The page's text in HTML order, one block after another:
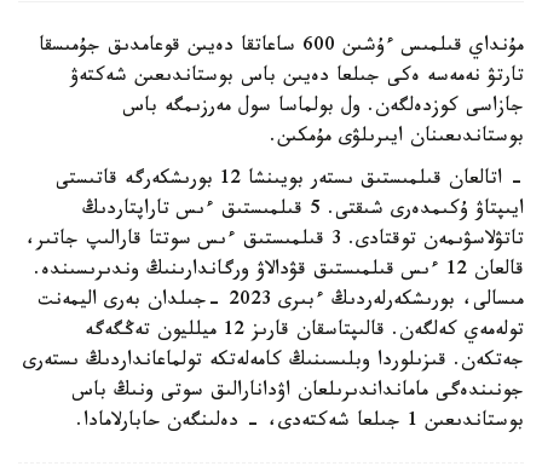
مۇنداي قىلمىس ءۇشىن 600 ساعاتقا دەيىن قوعامدىق جۇمىسقا
تارتۋ نەمەسە ەكى جىلعا دەيىن باس بوستاندىعىن شەكتەۋ
جازاسى كوزدەلگەن. ول بولماسا سول مەرزىمگە باس
بوستاندىعىنان ايىرىلۋى مۇمكىن.
- اتالعان قىلمىستىق ىستەر بويىنشا 12 بورىشكەرگە قاتىستى
ايىپتاۋ ۇكىمدەرى شىقتى. 5 قىلمىستىق ءىس تاراپتاردىڭ
تاتۋلاسۋىمەن توقتادى. 3 قىلمىستىق ءىس سوتتا قارالىپ جاتىر،
قالعان 12 ءىس قىلمىستىق قۋدالاۋ ورگاندارىنىڭ وندىرىسىندە.
مىسالى، بورىشكەرلەردىڭ ءبىرى 2023 -جىلدان بەرى اليمەنت
تولەمەي كەلگەن. قالىپتاسقان قارىز 12 ميلليون تەڭگەگە
جەتكەن. قىزىلوردا وبلىسىنىڭ كامەلەتكە تولماعانداردىڭ ىستەرى
جونىندەگى مامانداندىرىلعان اۋدانارالىق سوتى ونىڭ باس
بوستاندىعىن 1 جىلعا شەكتەدى، - دەلىنگەن حابارلامادا.